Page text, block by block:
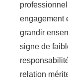
engagement
grandir
signe de
relation